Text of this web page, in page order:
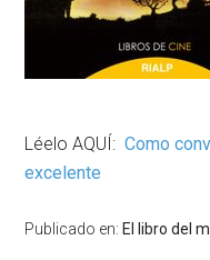
Léelo AQUÍ:Como
excelente
Publicado en: El libro del